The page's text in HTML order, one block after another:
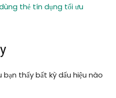
thẻ tín dụng tối ưu
bạn thấy bất kỳ dấu hiệu nào